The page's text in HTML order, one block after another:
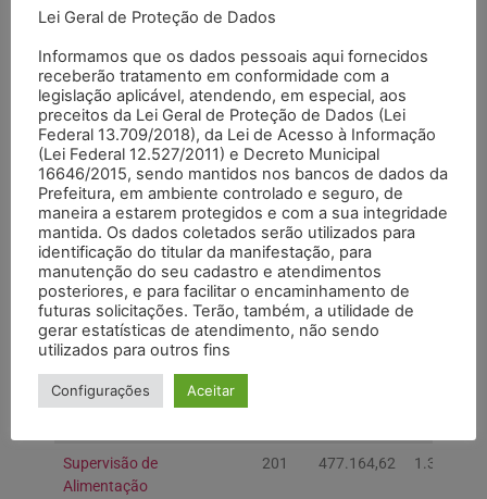
Coordenação de
Informática
10
Encarregatura de
Administração
Financeira
3 10.687,09
Encarregatura de
Contabilidade
4 23.917,45
Supervisão de
Compras
24 67.698,31
Supervisão de
Recursos
Humanos
10 34.078,06
SUBTOTAL
Supervisão de
Alimentação
201 477.164,62
Lei Geral de Proteção de Dados
Informamos que os dados pessoais aqui fornecidos
receberão tratamento em conformidade com a
legislação aplicável, atendendo, em especial, aos
preceitos da Lei Geral de Proteção de Dados (Lei
Federal 13.709/2018), da Lei de Acesso à Informação
(Lei Federal 12.527/2011) e Decreto Municipal
16646/2015, sendo mantidos nos bancos de dados da
Prefeitura, em ambiente controlado e seguro, de
maneira a estarem protegidos e com a sua integridade
mantida. Os dados coletados serão utilizados para
identificação do titular da manifestação, para
manutenção do seu cadastro e atendimentos
posteriores, e para facilitar o encaminhamento de
futuras solicitações. Terão, também, a utilidade de
gerar estatísticas de atendimento, não sendo
utilizados para outros fins
Configurações Aceitar